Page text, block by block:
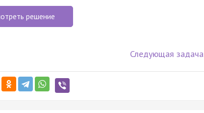
решение
Следующая задача